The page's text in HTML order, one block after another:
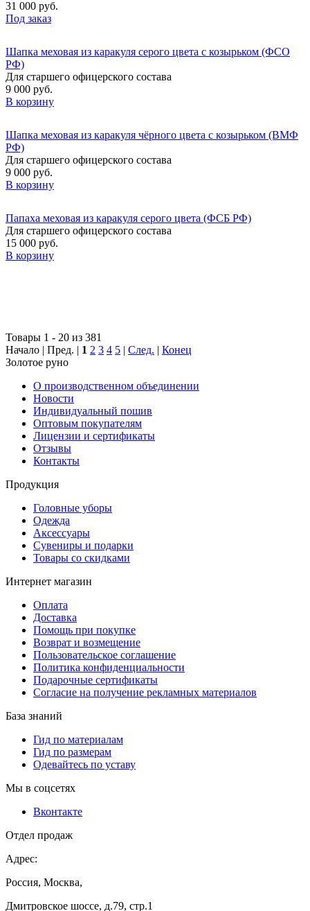
31 000 руб.
Под заказ
Шапка меховая из каракуля серого цвета с козырьком (ФСО
РФ)
Для старшего офицерского состава
9 000 руб.
В корзину
Шапка меховая из каракуля чёрного цвета с козырьком (ВМФ
РФ)
Для старшего офицерского состава
9 000 руб.
В корзину
Папаха меховая из каракуля серого цвета (ФСБ РФ)
Для старшего офицерского состава
15 000 руб.
В корзину
Товары 1 - 20 из 381
Начало | Пред. | 1 2 3 4 5 | След. | Конец
Золотое руно
О производственном объединении
Новости
Индивидуальный пошив
Оптовым покупателям
Лицензии и сертификаты
Отзывы
Контакты
Продукция
Головные уборы
Одежда
Аксессуары
Сувениры и подарки
Товары со скидками
Интернет магазин
Оплата
Доставка
Помощь при покупке
Возврат и возмещение
Пользовательское соглашение
Политика конфиденциальности
Подарочные сертификаты
Согласие на получение рекламных материалов
База знаний
Гид по материалам
Гид по размерам
Одевайтесь по уставу
Мы в соцсетях
Вконтакте
Отдел продаж
Адрес:
Россия, Москва,
Дмитровское шоссе, д.79, стр.1